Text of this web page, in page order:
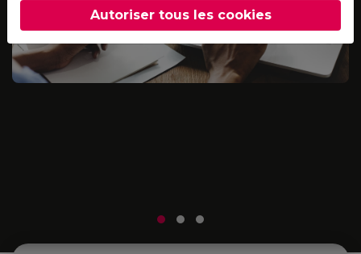
vous contactera immédiatement
Autoriser tous les cookies